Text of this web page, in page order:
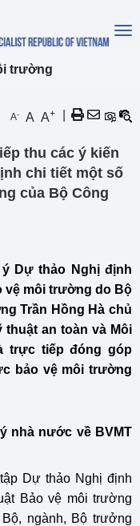
trường
A- A A+
thu các ý kiến
chi tiết một số
của Bộ Công
Dự thảo Nghị định
vệ môi trường do Bộ
Trần Hồng Hà chủ
an toàn và Môi
trực tiếp đóng góp
bảo vệ môi trường
nhà nước về BVMT
Dự thảo Nghị định
Bảo vệ môi trường
ngành, Bộ trưởng